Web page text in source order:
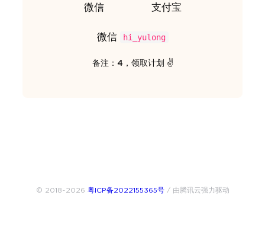
微信 支付宝
微信 hi_yulong
备注：4，领取计划 ✌️
© 2018~2026 粤ICP备2022155365号/ 由腾讯云强力驱动